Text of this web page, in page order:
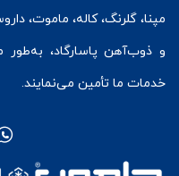
مپنا، گلرنگ، کاله، ماموت،
و ذوب‌آهن پاسارگاد،
خدمات ما تأمین می‌نمایند.